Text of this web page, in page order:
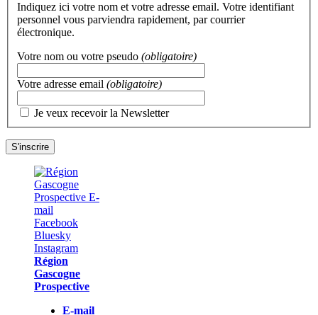
Indiquez ici votre nom et votre adresse email. Votre identifiant
personnel vous parviendra rapidement, par courrier
électronique.
Votre nom ou votre pseudo (obligatoire)
Votre adresse email (obligatoire)
Je veux recevoir la Newsletter
Région
Gascogne
Prospective
E-mail